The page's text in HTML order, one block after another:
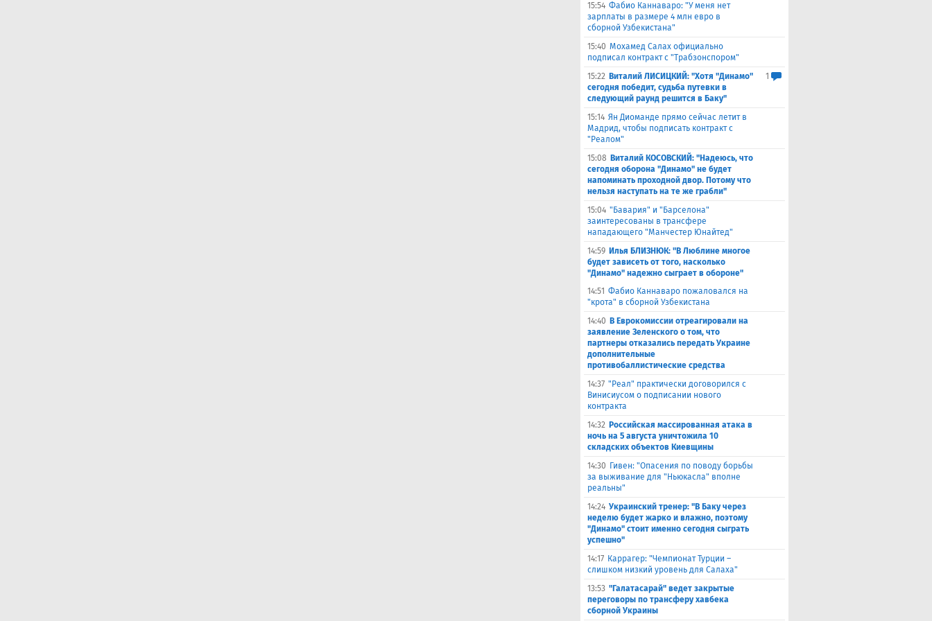
15:54 Фабио Каннаваро: "У меня нет
зарплаты в размере 4 млн евро в
сборной Узбекистана"
15:40 Мохамед Салах официально
подписал контракт с "Трабзонспором"
15:22 Виталий ЛИСИЦКИЙ: "Хотя "Динамо"
сегодня победит, судьба путевки в
следующий раунд решится в Баку"
1
15:14 Ян Диоманде прямо сейчас летит в
Мадрид, чтобы подписать контракт с
"Реалом"
15:08 Виталий КОСОВСКИЙ: "Надеюсь, что
сегодня оборона "Динамо" не будет
напоминать проходной двор. Потому что
нельзя наступать на те же грабли"
15:04 "Бавария" и "Барселона"
заинтересованы в трансфере
нападающего "Манчестер Юнайтед"
14:59 Илья БЛИЗНЮК: "В Люблине многое
будет зависеть от того, насколько
"Динамо" надежно сыграет в обороне"
14:51 Фабио Каннаваро пожаловался на
"крота" в сборной Узбекистана
14:40 В Еврокомиссии отреагировали на
заявление Зеленского о том, что
партнеры отказались передать Украине
дополнительные
противобаллистические средства
14:37 "Реал" практически договорился с
Винисиусом о подписании нового
контракта
14:32 Российская массированная атака в
ночь на 5 августа уничтожила 10
складских объектов Киевщины
14:30 Гивен: "Опасения по поводу борьбы
за выживание для "Ньюкасла" вполне
реальны"
14:24 Украинский тренер: "В Баку через
неделю будет жарко и влажно, поэтому
"Динамо" стоит именно сегодня сыграть
успешно"
14:17 Каррагер: "Чемпионат Турции –
слишком низкий уровень для Салаха"
13:53 "Галатасарай" ведет закрытые
переговоры по трансферу хавбека
сборной Украины